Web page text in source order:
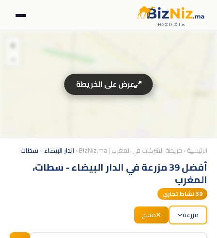
ⴱⵉⵣⵏⵉⵣ.ⵎⴰ
الرئيسية› خريطة الشركات في المغرب | BizNiz.ma › الدار البيضاء - سطات
أفضل 39 مزرعة في الدار البيضاء - سطات،
المغرب
39نشاط تجاري
مزرعة مسح
+
عرض على الخريطة